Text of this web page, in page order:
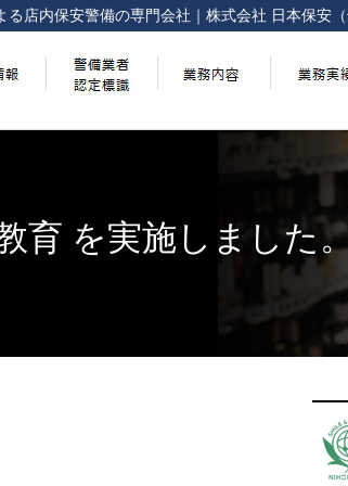
る店内保安警備の専門会社 株式会社 日本保安
育 を実施しました